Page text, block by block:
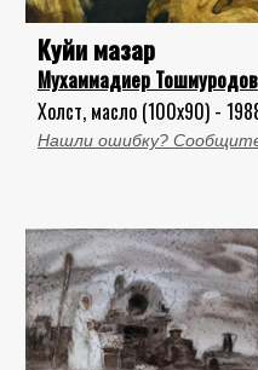
Куйи мазар
Мухаммадиер Тошмуродов
Холст, масло (100x90) -
Нашли ошибку?